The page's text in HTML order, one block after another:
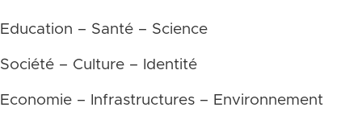
Education – Santé – Science
Société – Culture – Identité
Economie – Infrastructures – Environnement